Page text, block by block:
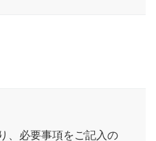
、必要事項をご記入の